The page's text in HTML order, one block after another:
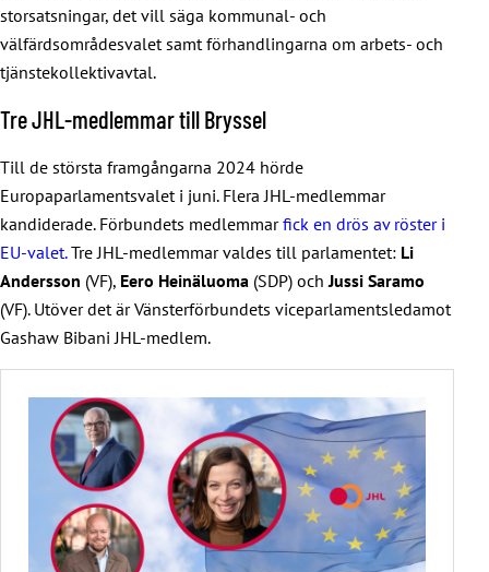
storsatsningar, det vill säga kommunal- och
välfärdsområdesvalet samt förhandlingarna om arbets- och
tjänstekollektivavtal.
Tre JHL-medlemmar till Bryssel
Till de största framgångarna 2024 hörde
Europaparlamentsvalet i juni. Flera JHL-medlemmar
kandiderade. Förbundets medlemmarfick en drös av röster i
EU-valet.Tre JHL-medlemmar valdes till parlamentet: Li
Andersson (VF), Eero Heinäluoma (SDP) och Jussi Saramo
(VF). Utöver det är Vänsterförbundets viceparlamentsledamot
Gashaw Bibani JHL-medlem.